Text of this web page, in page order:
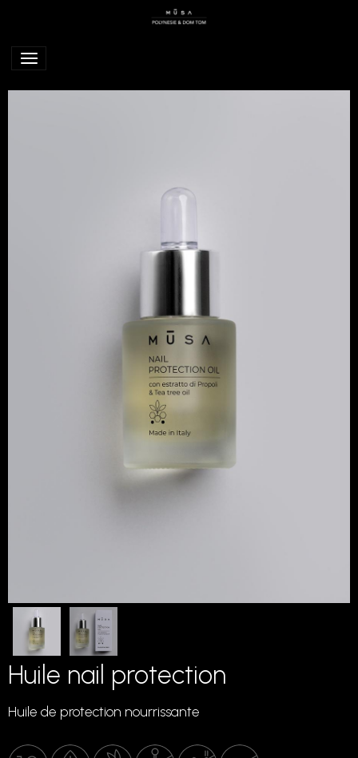
Huile nail protection
Huile de protection nourrissante